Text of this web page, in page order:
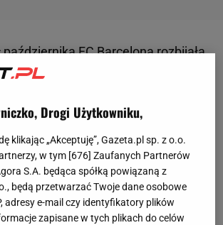
FC Barcelona rozbijała
wyjeździe Real Madryt 4:0,
rozbije całą ligę hiszpańską w puch,
i połasi się na Ligę Mistrzów. Od
(26 października) minęły niespełna
Katalończycy są wręcz zakopani
Wygrali tylko jedno z
spotkań ligowych, a gdyby
Drogi Użytkowniku,
klikając „Akceptuję”, Gazeta.pl sp. z o.o.
w tym [676] Zaufanych Partnerów
S.A. będąca spółką powiązaną z
będą przetwarzać Twoje dane osobowe
adresy e-mail czy identyfikatory plików
zapisane w tych plikach do celów